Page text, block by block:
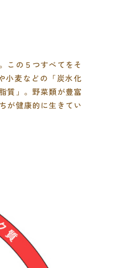
この５つすべてをそ
小麦などの「炭水化
質」。野菜類が豊富
が健康的に生きてい